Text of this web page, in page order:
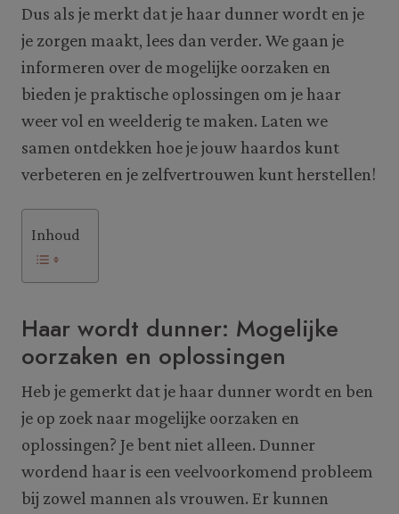
Dus als je merkt dat je haar dunner wordt en je
je zorgen maakt, lees dan verder. We gaan je
informeren over de mogelijke oorzaken en
bieden je praktische oplossingen om je haar
weer vol en weelderig te maken. Laten we
samen ontdekken hoe je jouw haardos kunt
verbeteren en je zelfvertrouwen kunt herstellen!
Inhoud
Haar wordt dunner: Mogelijke
oorzaken en oplossingen
Heb je gemerkt dat je haar dunner wordt en ben
je op zoek naar mogelijke oorzaken en
oplossingen? Je bent niet alleen. Dunner
wordend haar is een veelvoorkomend probleem
bij zowel mannen als vrouwen. Er kunnen